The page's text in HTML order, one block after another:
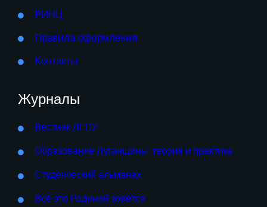
РИНЦ
Правила оформления
Контакты
Журналы
Вестник ЛГПУ
Образование Луганщины: теория и практика
Студенческий альманах
Всё это Родиной зовётся